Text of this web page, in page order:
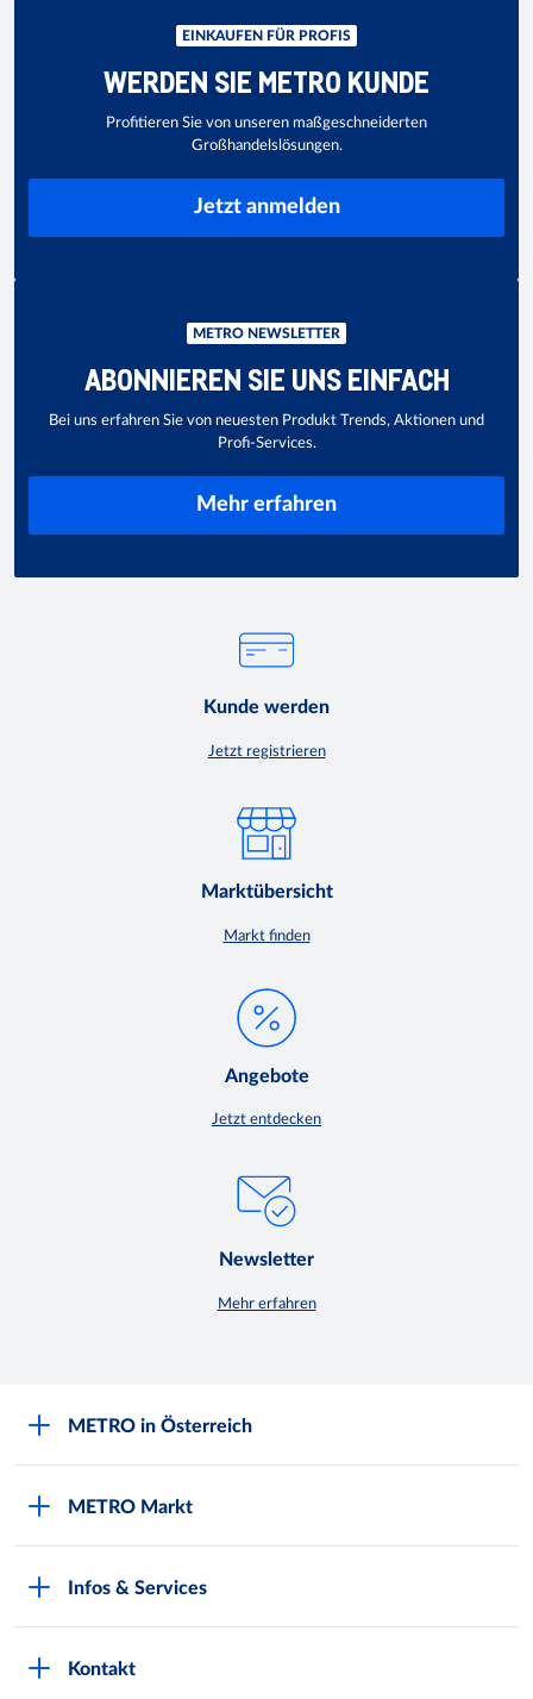
EINKAUFEN FÜR PROFIS
WERDEN SIE METRO KUNDE
Profitieren Sie von unseren maßgeschneiderten
Großhandelslösungen.
Jetzt anmelden
METRO NEWSLETTER
ABONNIEREN SIE UNS EINFACH
Bei uns erfahren Sie von neuesten Produkt Trends, Aktionen und
Profi-Services.
Mehr erfahren
Kunde werden
Jetzt registrieren
Marktübersicht
Markt finden
Angebote
Jetzt entdecken
Newsletter
Mehr erfahren
METRO in Österreich
Karriere bei METRO
METRO Markt
Infos & Services
Kontakt